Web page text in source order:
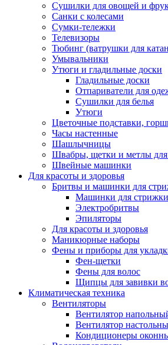
Сушилки для овощей и
Санки с колесами
Сумки-тележки
Телевизоры
Тюбинг (ватрушки для
Умывальники
Утюги и гладильные доски
Гладильные доски
Отпариватели для
Сушилки для белья
Утюги
Цветочные подставки,
Часы настенные
Шашлычницы
Швабры, щетки и метлы для
Швейные машинки
Для красоты и здоровья
Бритвы и машинки для
Машинки для стрижки
Электробритвы
Эпиляторы
Для красоты и здоровья
Маникюрные наборы
Фены и приборы для
Фен-щетки
Фены для волос
Щипцы для завивки
Климатическая техника
Вентиляторы
Вентилятор
Вентилятор
Кондиционеры